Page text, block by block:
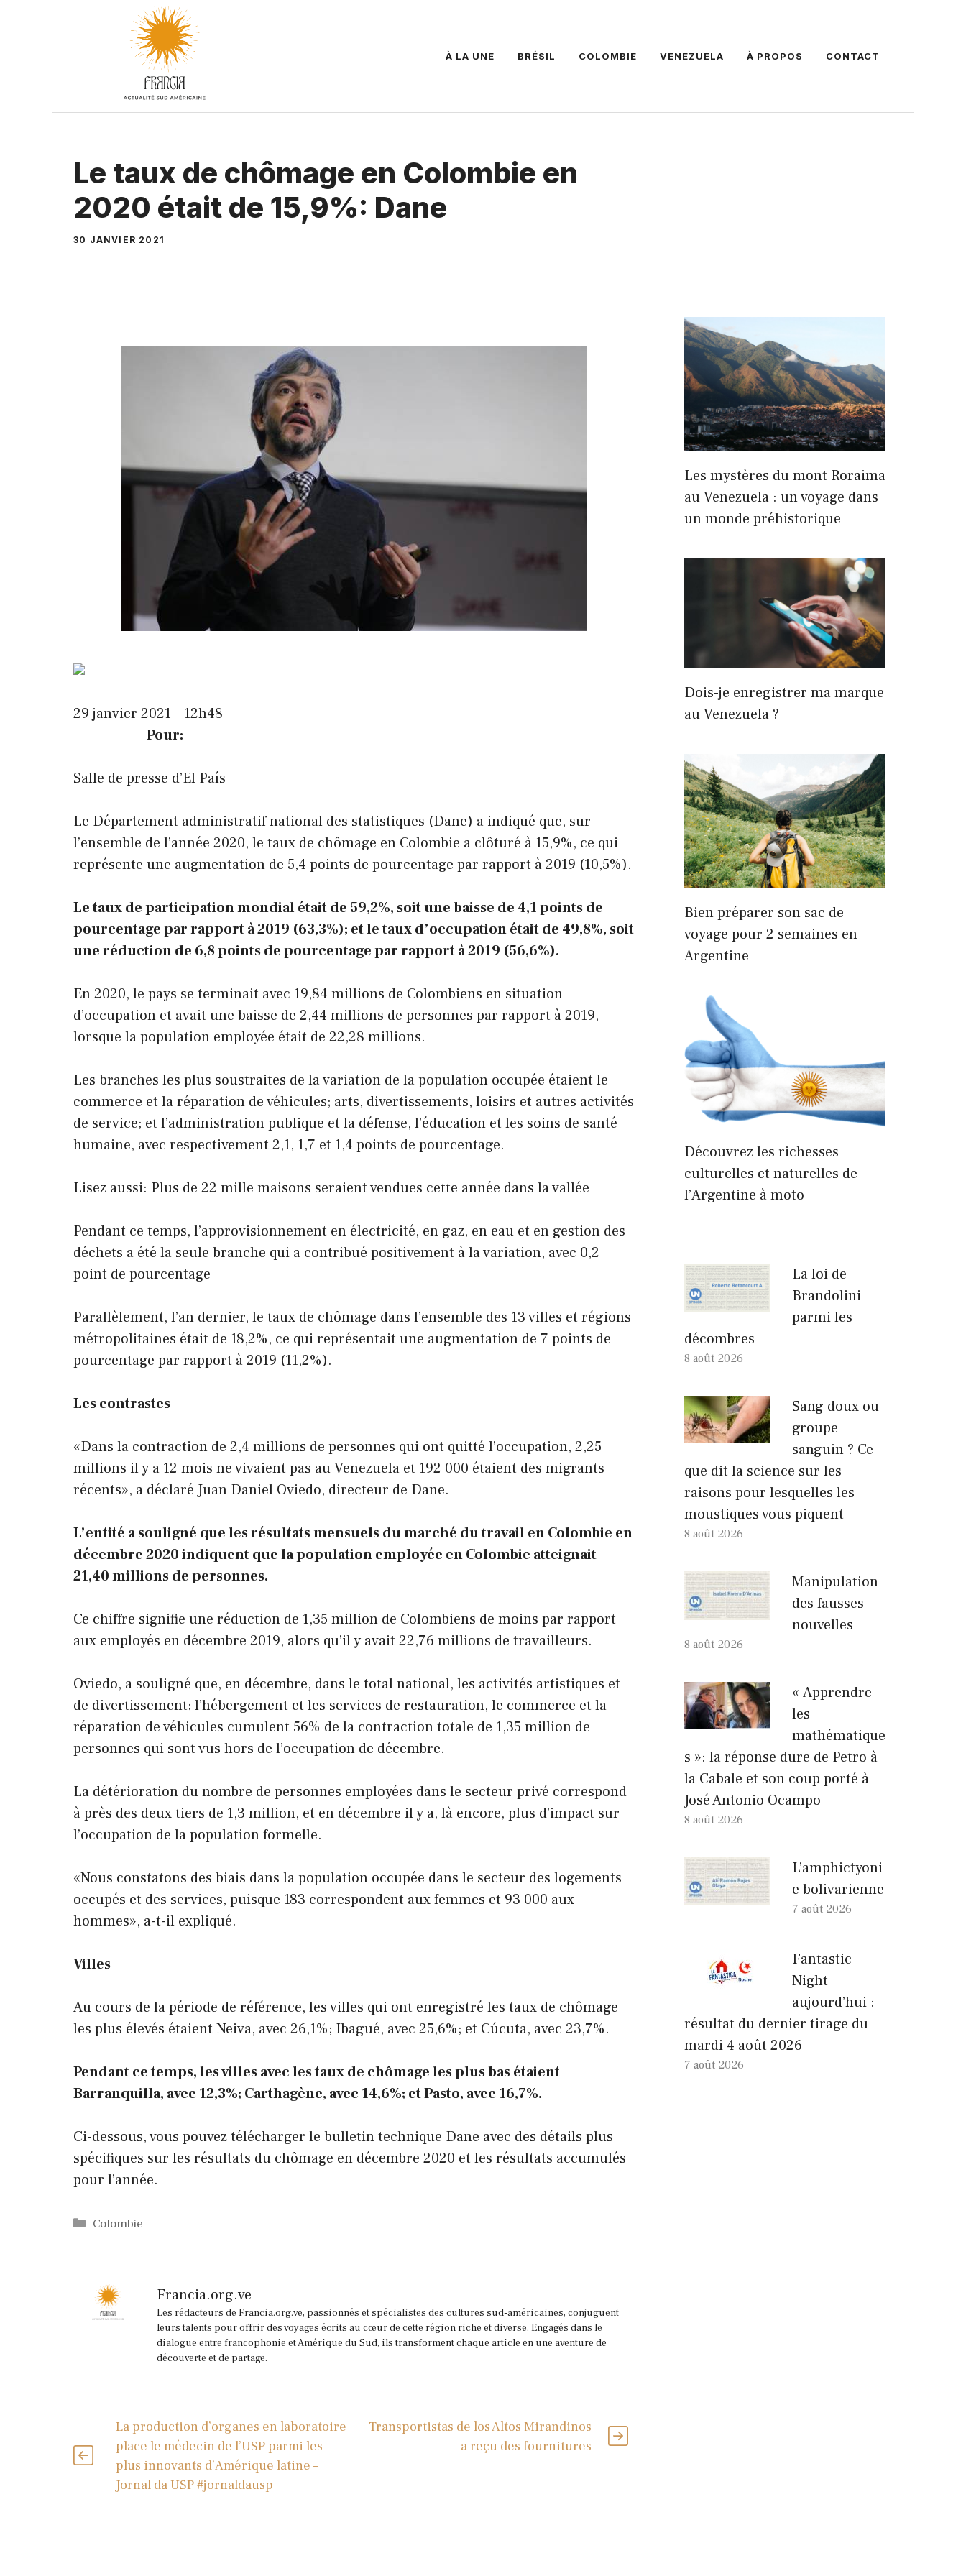
À LA UNE BRÉSIL COLOMBIE VENEZUELA À PROPOS CONTACT
Le taux de chômage en Colombie en
2020 était de 15,9%: Dane
30 JANVIER 2021
29 janvier 2021 – 12h48
Pour:
Salle de presse d’El País
Le Département administratif national des statistiques (Dane) a indiqué que, sur
l’ensemble de l’année 2020, le taux de chômage en Colombie a clôturé à 15,9%, ce qui
représente une augmentation de 5,4 points de pourcentage par rapport à 2019 (10,5%).
Le taux de participation mondial était de 59,2%, soit une baisse de 4,1 points de
pourcentage par rapport à 2019 (63,3%); et le taux d’occupation était de 49,8%, soit
une réduction de 6,8 points de pourcentage par rapport à 2019 (56,6%).
En 2020, le pays se terminait avec 19,84 millions de Colombiens en situation
d’occupation et avait une baisse de 2,44 millions de personnes par rapport à 2019,
lorsque la population employée était de 22,28 millions.
Les branches les plus soustraites de la variation de la population occupée étaient le
commerce et la réparation de véhicules; arts, divertissements, loisirs et autres activités
de service; et l’administration publique et la défense, l’éducation et les soins de santé
humaine, avec respectivement 2,1, 1,7 et 1,4 points de pourcentage.
Lisez aussi: Plus de 22 mille maisons seraient vendues cette année dans la vallée
Pendant ce temps, l’approvisionnement en électricité, en gaz, en eau et en gestion des
déchets a été la seule branche qui a contribué positivement à la variation, avec 0,2
point de pourcentage
Parallèlement, l’an dernier, le taux de chômage dans l’ensemble des 13 villes et régions
métropolitaines était de 18,2%, ce qui représentait une augmentation de 7 points de
pourcentage par rapport à 2019 (11,2%).
Les contrastes
«Dans la contraction de 2,4 millions de personnes qui ont quitté l’occupation, 2,25
millions il y a 12 mois ne vivaient pas au Venezuela et 192 000 étaient des migrants
récents», a déclaré Juan Daniel Oviedo, directeur de Dane.
L’entité a souligné que les résultats mensuels du marché du travail en Colombie en
décembre 2020 indiquent que la population employée en Colombie atteignait
21,40 millions de personnes.
Ce chiffre signifie une réduction de 1,35 million de Colombiens de moins par rapport
aux employés en décembre 2019, alors qu’il y avait 22,76 millions de travailleurs.
Oviedo, a souligné que, en décembre, dans le total national, les activités artistiques et
de divertissement; l’hébergement et les services de restauration, le commerce et la
réparation de véhicules cumulent 56% de la contraction totale de 1,35 million de
personnes qui sont vus hors de l’occupation de décembre.
La détérioration du nombre de personnes employées dans le secteur privé correspond
à près des deux tiers de 1,3 million, et en décembre il y a, là encore, plus d’impact sur
l’occupation de la population formelle.
«Nous constatons des biais dans la population occupée dans le secteur des logements
occupés et des services, puisque 183 correspondent aux femmes et 93 000 aux
hommes», a-t-il expliqué.
Villes
Au cours de la période de référence, les villes qui ont enregistré les taux de chômage
les plus élevés étaient Neiva, avec 26,1%; Ibagué, avec 25,6%; et Cúcuta, avec 23,7%.
Pendant ce temps, les villes avec les taux de chômage les plus bas étaient
Barranquilla, avec 12,3%; Carthagène, avec 14,6%; et Pasto, avec 16,7%.
Ci-dessous, vous pouvez télécharger le bulletin technique Dane avec des détails plus
spécifiques sur les résultats du chômage en décembre 2020 et les résultats accumulés
pour l’année.
Catégories
Colombie
Francia.org.ve
Les rédacteurs de Francia.org.ve, passionnés et spécialistes des cultures sud-américaines, conjuguent
leurs talents pour offrir des voyages écrits au cœur de cette région riche et diverse. Engagés dans le
dialogue entre francophonie et Amérique du Sud, ils transforment chaque article en une aventure de
découverte et de partage.
La production d’organes en laboratoire
place le médecin de l’USP parmi les
plus innovants d’Amérique latine –
Jornal da USP #jornaldausp
Transportistas de los Altos Mirandinos
a reçu des fournitures
Les mystères du mont Roraima
au Venezuela : un voyage dans
un monde préhistorique
Dois-je enregistrer ma marque
au Venezuela ?
Bien préparer son sac de
voyage pour 2 semaines en
Argentine
Découvrez les richesses
culturelles et naturelles de
l’Argentine à moto
La loi de
Brandolini
parmi les
décombres
8 août 2026
Sang doux ou
groupe
sanguin ? Ce
que dit la science sur les
raisons pour lesquelles les
moustiques vous piquent
8 août 2026
Manipulation
des fausses
nouvelles
8 août 2026
« Apprendre
les
mathématique
s »: la réponse dure de Petro à
la Cabale et son coup porté à
José Antonio Ocampo
8 août 2026
L’amphictyoni
e bolivarienne
7 août 2026
Fantastic
Night
aujourd’hui :
résultat du dernier tirage du
mardi 4 août 2026
7 août 2026